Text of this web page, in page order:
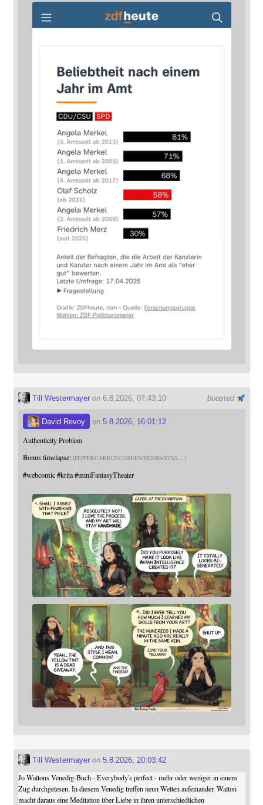
boosted
Till Westermayeron 6.8.2026, 07:43:10
David Revoy on 5.8.2026, 16:01:12
Authenticity Problem
Bonus timelapse: PEPPERCARROT.COM/EN/MINIFANTAS
#webcomic #krita #miniFantasyTheater
Till Westermayeron 5.8.2026, 20:03:42
Jo Waltons Venedig-Buch - Everybody's perfect - mehr oder weniger in einem
Zug durchgelesen. In diesem Venedig treffen neun Welten aufeinander. Walton
macht daraus eine Meditation über Liebe in ihren unterschiedlichen